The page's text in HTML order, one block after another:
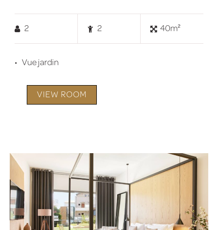
2 2 40m²
Vue jardin
VIEW ROOM